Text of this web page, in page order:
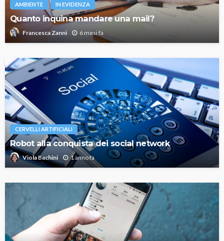
AMBIENTE IN EVIDENZA
Quanto inquina mandare una mail?
Francesca Zanni 6 mesi fa
CERVELLI ARTIFICIALI
Robot alla conquista dei social network
Viola Bachini 1 anno fa